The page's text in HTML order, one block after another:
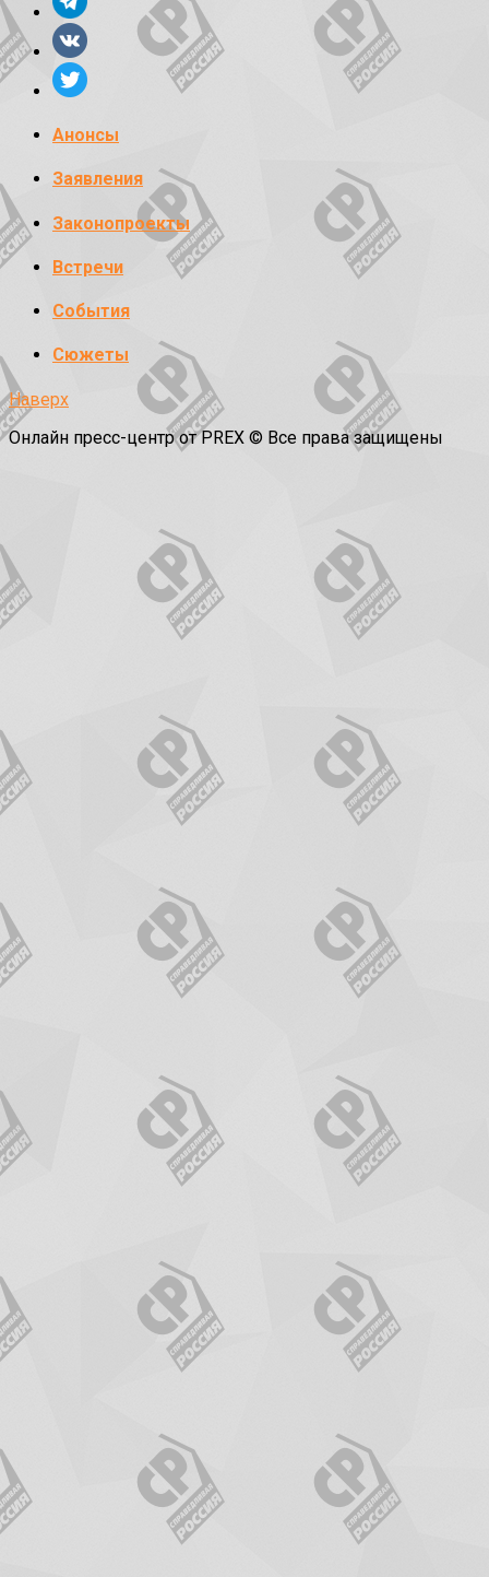
Анонсы
Заявления
Законопроекты
Встречи
События
Сюжеты
Наверх
Онлайн пресс-центр от PREX © Все права защищены